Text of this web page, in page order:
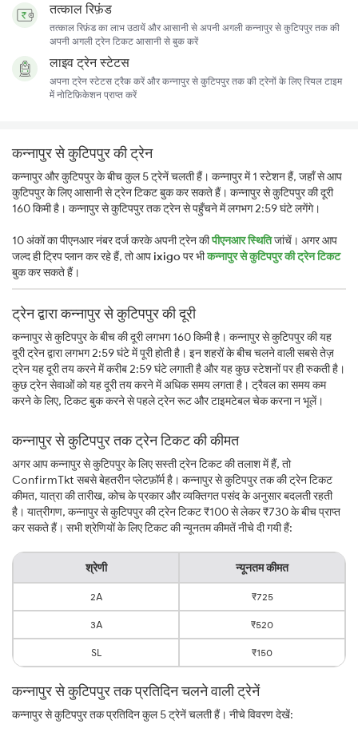
तत्काल रिफ़ंड
तत्काल रिफ़ंड का लाभ उठायें और आसानी से अपनी अगली कन्नापुर से कुटिपपुर तक की
अपनी अगली ट्रेन टिकट आसानी से बुक करें
लाइव ट्रेन स्टेटस
अपना ट्रेन स्टेटस ट्रैक करें और कन्नापुर से कुटिपपुर तक की ट्रेनों के लिए रियल टाइम
में नोटिफ़िकेशन प्राप्त करें
कन्नापुर से कुटिपपुर की ट्रेन
कन्नापुर और कुटिपपुर के बीच कुल 5 ट्रेनें चलती हैं। कन्नापुर में 1 स्टेशन हैं, जहाँ से आप
कुटिपपुर के लिए आसानी से ट्रेन टिकट बुक कर सकते हैं। कन्नापुर से कुटिपपुर की दूरी
160 किमी है। कन्नापुर से कुटिपपुर तक ट्रेन से पहुँचने में लगभग 2:59 घंटे लगेंगे।
10 अंकों का पीएनआर नंबर दर्ज करके अपनी ट्रेन कीपीएनआर स्थितिजांचें। अगर आप
जल्द ही ट्रिप प्लान कर रहे हैं, तो आपixigoपर भीकन्नापुर से कुटिपपुर की ट्रेन टिकट
बुक कर सकते हैं।
ट्रेन द्वारा कन्नापुर से कुटिपपुर की दूरी
कन्नापुर से कुटिपपुर के बीच की दूरी लगभग 160 किमी है। कन्नापुर से कुटिपपुर की यह
दूरी ट्रेन द्वारा लगभग 2:59 घंटे में पूरी होती है। इन शहरों के बीच चलने वाली सबसे तेज़
ट्रेन यह दूरी तय करने में करीब 2:59 घंटे लगाती है और यह कुछ स्टेशनों पर ही रुकती है।
कुछ ट्रेन सेवाओं को यह दूरी तय करने में अधिक समय लगता है। ट्रैवल का समय कम
करने के लिए, टिकट बुक करने से पहले ट्रेन रूट और टाइमटेबल चेक करना न भूलें।
कन्नापुर से कुटिपपुर तक ट्रेन टिकट की कीमत
अगर आप कन्नापुर से कुटिपपुर के लिए सस्ती ट्रेन टिकट की तलाश में हैं, तो
ConfirmTkt सबसे बेहतरीन प्लेटफ़ॉर्म है। कन्नापुर से कुटिपपुर तक की ट्रेन टिकट
कीमत, यात्रा की तारीख, कोच के प्रकार और व्यक्तिगत पसंद के अनुसार बदलती रहती
है। यात्रीगण, कन्नापुर से कुटिपपुर की ट्रेन टिकट ₹100 से लेकर ₹730 के बीच प्राप्त
कर सकते हैं। सभी श्रेणियों के लिए टिकट की न्यूनतम कीमतें नीचे दी गयी हैं:
श्रेणी न्यूनतम कीमत
2A ₹725
3A ₹520
SL ₹150
कन्नापुर से कुटिपपुर तक प्रतिदिन चलने वाली ट्रेनें
कन्नापुर से कुटिपपुर तक प्रतिदिन कुल 5 ट्रेनें चलती हैं। नीचे विवरण देखें: